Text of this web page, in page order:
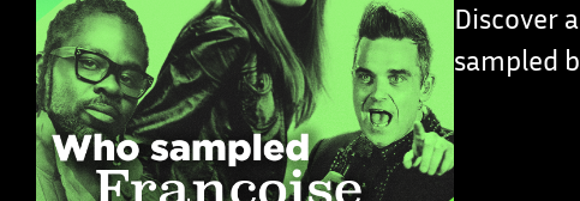
Discover
sampled